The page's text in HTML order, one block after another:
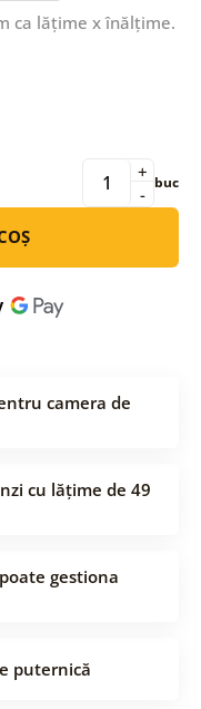
ca lățime x înălțime.
-
+ buc
camera de
cu lățime de 49
gestiona
puternică